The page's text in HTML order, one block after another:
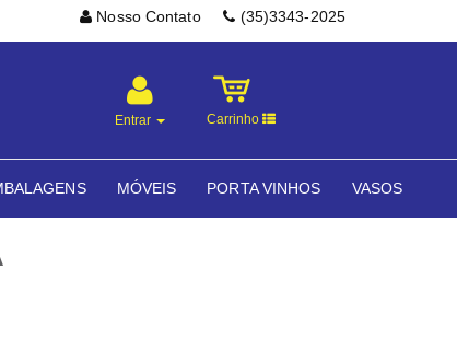
Nosso Contato (35)3343-2025
Entrar Carrinho
MÓVEIS PORTA VINHOS VASOS